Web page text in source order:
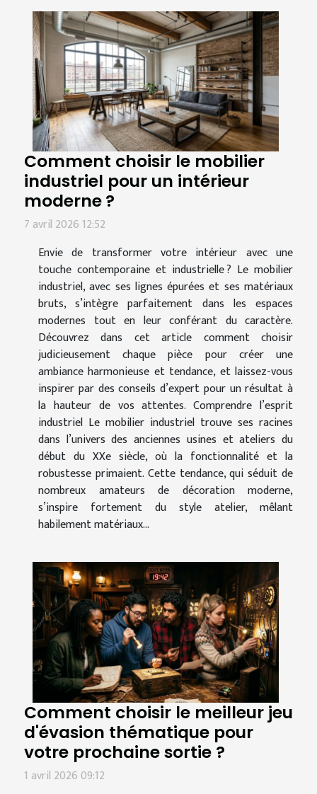
Comment choisir le mobilier
industriel pour un intérieur
moderne ?
7 avril 2026 12:52
Envie de transformer votre intérieur avec une
touche contemporaine et industrielle ? Le mobilier
industriel, avec ses lignes épurées et ses matériaux
bruts, s’intègre parfaitement dans les espaces
modernes tout en leur conférant du caractère.
Découvrez dans cet article comment choisir
judicieusement chaque pièce pour créer une
ambiance harmonieuse et tendance, et laissez-vous
inspirer par des conseils d’expert pour un résultat à
la hauteur de vos attentes. Comprendre l’esprit
industriel Le mobilier industriel trouve ses racines
dans l’univers des anciennes usines et ateliers du
début du XXe siècle, où la fonctionnalité et la
robustesse primaient. Cette tendance, qui séduit de
nombreux amateurs de décoration moderne,
s’inspire fortement du style atelier, mêlant
habilement matériaux...
Comment choisir le meilleur jeu
d'évasion thématique pour
votre prochaine sortie ?
1 avril 2026 09:12